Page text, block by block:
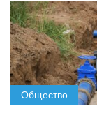
Общество